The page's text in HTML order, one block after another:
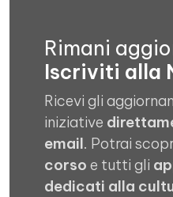
Rimani
Iscriviti alla
Ricevi gli
iniziative
email. Potrai
corso e tutti gli
dedicati alla